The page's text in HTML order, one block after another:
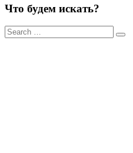
Что будем искать?
Результаты
поиска